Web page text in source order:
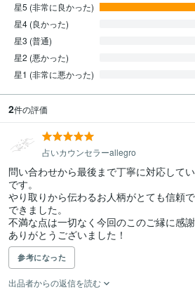
星5 (非常に良かった)
星4 (良かった)
星3 (普通)
星2 (悪かった)
星1 (非常に悪かった)
2件の評価
占いカウンセラーallegro
問い合わせから最後まで丁寧に対応して
です。
やり取りから伝わるお人柄がとても信頼
できました。
不満な点は一切なく今回のこのご縁に感
ありがとうございました！
参考になった
出品者からの返信を読む